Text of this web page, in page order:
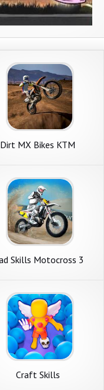
Dirt MX Bikes KTM
Skills Motocross 3
Craft Skills